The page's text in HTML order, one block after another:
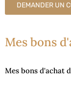
DEMANDER UN
Mes bons
Mes bons d'achat